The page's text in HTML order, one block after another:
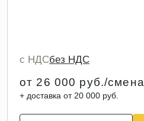
с НДСбез НДС
от 26 000 руб./смена
+ доставка от 20 000 руб.